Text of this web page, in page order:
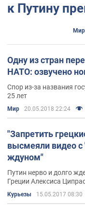
к Путину
Мир
Одну из стран
НАТО: озвучено
Спор из-за названия
25 лет
Мир 20.05.2018 22:24
"Запретить
высмеяли видео
ждуном"
Путин нерво и долго
Греции Алексиса
Курьезы 15.05.2017 08:30